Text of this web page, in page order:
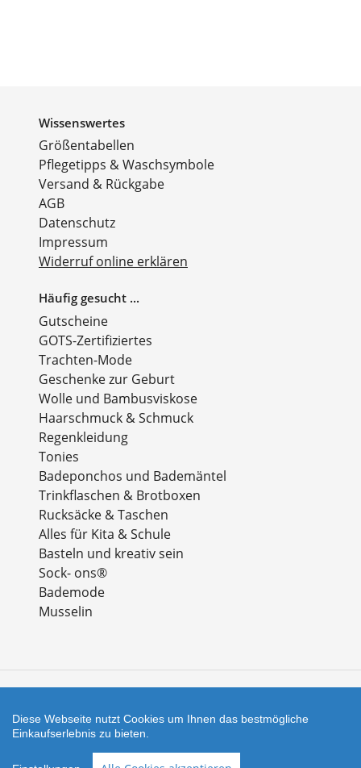
Wissenswertes
Größentabellen
Pflegetipps & Waschsymbole
Versand & Rückgabe
AGB
Datenschutz
Impressum
Widerruf online erklären
Häufig gesucht ...
Gutscheine
GOTS-Zertifiziertes
Trachten-Mode
Geschenke zur Geburt
Wolle und Bambusviskose
Haarschmuck & Schmuck
Regenkleidung
Tonies
Badeponchos und Bademäntel
Trinkflaschen & Brotboxen
Rucksäcke & Taschen
Alles für Kita & Schule
Basteln und kreativ sein
Sock- ons®
Bademode
Musselin
Facebook
Instagram
Diese Webseite nutzt Cookies um Ihnen das bestmögliche
Einkaufserlebnis zu bieten.